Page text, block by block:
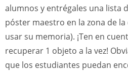
alumnos y entrégales una lista
póster maestro en la zona de
usar su memoria). ¡Ten en
recuperar 1 objeto a la vez!
que los estudiantes puedan